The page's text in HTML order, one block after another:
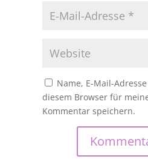
Name, E-Mail-
diesem Browser für
Kommentar speichern.